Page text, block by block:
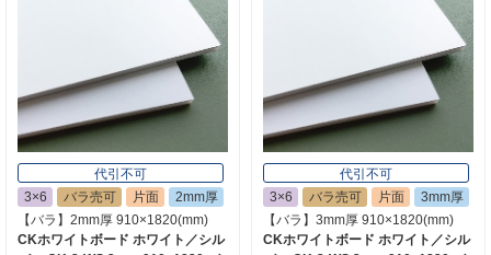
代引不可
3×6
バラ売可 片面
2mm厚
【バラ】2mm厚 910×1820(mm)
CKホワイトボード ホワイト／シル
代引不可
3×6
バラ売可 片面
3mm厚
【バラ】3mm厚 910×1820(mm)
CKホワイトボード ホワイト／シル